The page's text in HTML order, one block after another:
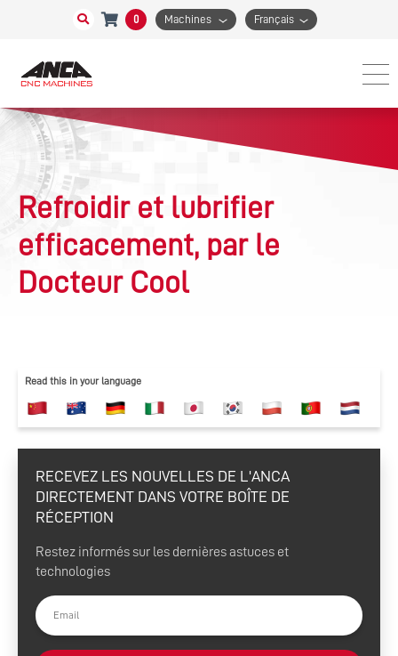
0 Machines Français
Refroidir et lubrifier
efficacement, par le
Docteur Cool
Read this in your language
RECEVEZ LES NOUVELLES DE L'ANCA
DIRECTEMENT DANS VOTRE BOÎTE DE
RÉCEPTION
Restez informés sur les dernières astuces et
technologies